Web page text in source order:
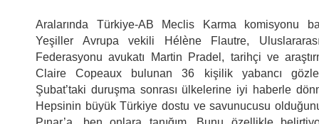
Aralarında Türkiye-AB Meclis Karma komisyonu
Yeşiller Avrupa vekili Hélène Flautre,
Federasyonu avukatı Martin Pradel, tarihçi ve
Claire Copeaux bulunan 36 kişilik yabancı
Şubat’taki duruşma sonrası ülkelerine iyi haberle
Hepsinin büyük Türkiye dostu ve savunucusu